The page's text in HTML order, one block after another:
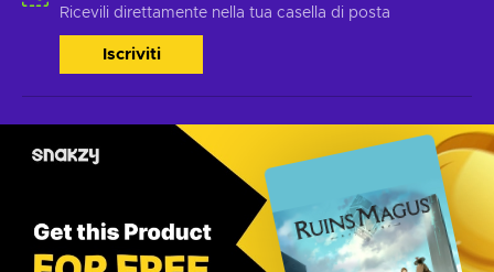
Ricevili direttamente nella tua casella di posta
Iscriviti